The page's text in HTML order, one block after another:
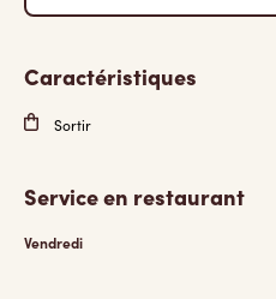
Caractéristiques
Sortir
Service en restaurant
Vendredi